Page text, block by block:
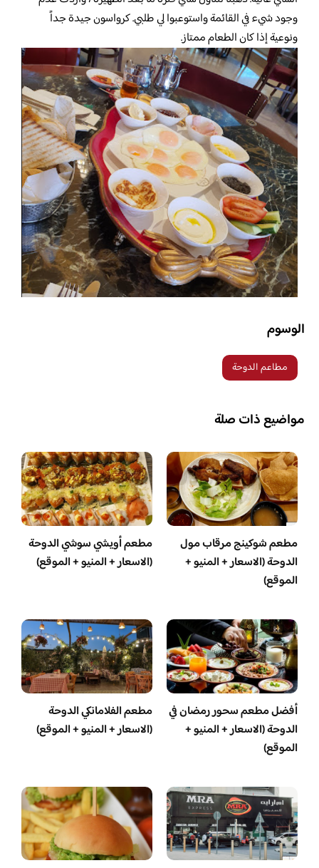
وجود شيء في القائمة واستوعبوا لي طلبي. كرواسون جيدة جداً
ونوعية إذا كان الطعام ممتاز.
الوسوم
مطاعم الدوحة
مواضيع ذات صلة
مطعم شوكينج مرقاب مول
الدوحة (الاسعار + المنيو +
الموقع)
مطعم أويشي سوشي الدوحة
(الاسعار + المنيو + الموقع)
أفضل مطعم سحور رمضان في
الدوحة (الاسعار + المنيو +
الموقع)
مطعم الفلامانكي الدوحة
(الاسعار + المنيو + الموقع)